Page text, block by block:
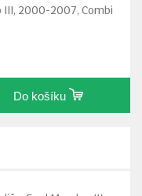
2000-2007, Combi
Do košíku